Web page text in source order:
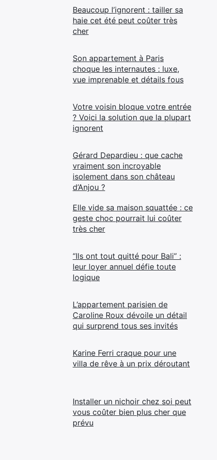
Beaucoup l’ignorent : tailler sa
haie cet été peut coûter très
cher
Son appartement à Paris
choque les internautes : luxe,
vue imprenable et détails fous
Votre voisin bloque votre entrée
? Voici la solution que la plupart
ignorent
Gérard Depardieu : que cache
vraiment son incroyable
isolement dans son château
d’Anjou ?
Elle vide sa maison squattée : ce
geste choc pourrait lui coûter
très cher
“Ils ont tout quitté pour Bali” :
leur loyer annuel défie toute
logique
L’appartement parisien de
Caroline Roux dévoile un détail
qui surprend tous ses invités
Karine Ferri craque pour une
villa de rêve à un prix déroutant
Installer un nichoir chez soi peut
vous coûter bien plus cher que
prévu